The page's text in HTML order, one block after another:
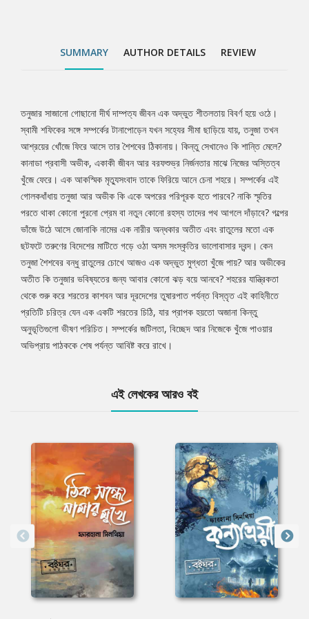
আনবে? শহরের যান্ত্রিকতা থেকে শুরু করে শরতের কাশবন আর দূরদেশের
আবিষ্ট করে রাখে।
SUMMARY AUTHOR DETAILS REVIEW
Tab
Article
তনুজার সাজানো গোছানো দীর্ঘ দাম্পত্য জীবন এক অদ্ভুত শীতলতায় বিবর্ণ হয়ে ওঠে।
স্বামী শফিকের সঙ্গে সম্পর্কের টানাপোড়েন যখন সহ্যের সীমা ছাড়িয়ে যায়, তনুজা তখন
আশ্রয়ের খোঁজে ফিরে আসে তার শৈশবের ঠিকানায়। কিন্তু সেখানেও কি শান্তি মেলে?
কানাডা প্রবাসী অভীক, একাকী জীবন আর বরফশুভ্র নির্জনতার মাঝে নিজের অস্তিত্ব
খুঁজে ফেরে। এক আকস্মিক মৃত্যুসংবাদ তাকে ফিরিয়ে আনে চেনা শহরে। সম্পর্কের এই
গোলকধাঁধায় তনুজা আর অভীক কি একে অপরের পরিপূরক হতে পারবে? নাকি স্মৃতির
পরতে থাকা কোনো পুরনো প্রেম বা নতুন কোনো রহস্য তাদের পথ আগলে দাঁড়াবে? গল্পের
ভাঁজে উঠে আসে জোনাকি নামের এক নারীর অন্ধকার অতীত এবং রাতুলের মতো এক
ছটফটে তরুণের বিদেশের মাটিতে গড়ে ওঠা অসম সংস্কৃতির ভালোবাসার দ্বন্দ। কেন
তনুজা শৈশবের বন্ধু রাতুলের চোখে আজও এক অদ্ভুত মুগ্ধতা খুঁজে পায়? আর অভীকের
অতীত কি তনুজার ভবিষ্যতের জন্য আবার কোনো ঝড় বয়ে আনবে? শহরের যান্ত্রিকতা
থেকে শুরু করে শরতের কাশবন আর দূরদেশের তুষারপাত পর্যন্ত বিস্তৃত এই কাহিনীতে
প্রতিটি চরিত্র যেন এক একটি শরতের চিঠি, যার প্রাপক হয়তো অজানা কিন্তু
অনুভূতিগুলো ভীষণ পরিচিত। সম্পর্কের জটিলতা, বিচ্ছেদ আর নিজেকে খুঁজে পাওয়ার
অভিপ্রায় পাঠককে শেষ পর্যন্ত আবিষ্ট করে রাখে।
এই লেখকের আরও বই